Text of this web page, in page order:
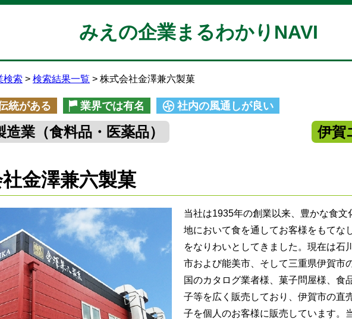
みえの企業まるわかりNAVI
検索 検索結果一覧 株式会社金澤兼六製菓
統がある 業界では有名 社内の風通しが良い
造業（食料品・医薬品） 伊賀
金澤兼六製菓
当社は1935年の創業以来、豊かな食文
地において食を通してお客様をもてな
をなりわいとしてきました。現在は石
市および能美市、そして三重県伊賀市
国のカタログ業者様、菓子問屋様、食
子等を広く販売しており、伊賀市の直
子を個人のお客様に販売しています。